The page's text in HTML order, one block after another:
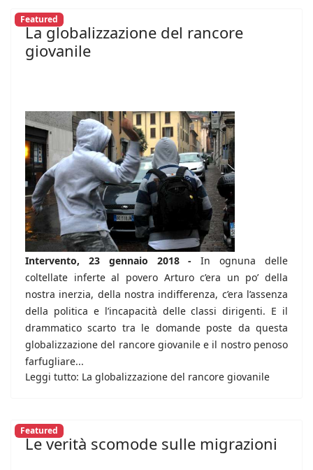
Featured
La globalizzazione del rancore
giovanile
Intervento, 23 gennaio 2018 - In ognuna delle
coltellate inferte al povero Arturo c’era un po’ della
nostra inerzia, della nostra indifferenza, c’era l’assenza
della politica e l’incapacità delle classi dirigenti. E il
drammatico scarto tra le domande poste da questa
globalizzazione del rancore giovanile e il nostro penoso
farfugliare...
Leggi tutto: La globalizzazione del rancore giovanile
Featured
Le verità scomode sulle migrazioni